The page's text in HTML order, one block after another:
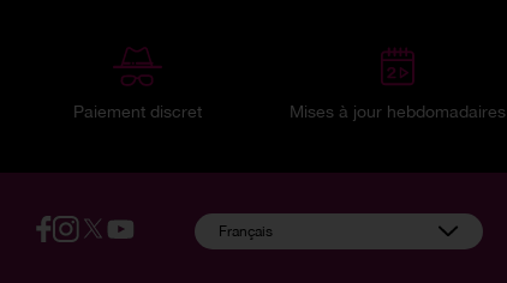
Paiement discret Mises à jour hebdomadaires
Français